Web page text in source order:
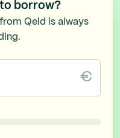
borrow?
Qeld is always
€